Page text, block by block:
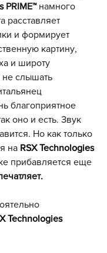
PRIME™ намного
расставляет
и формирует
картину,
и широту
не слышать
благоприятное
оно и есть. Звук
Но как только
на RSX Тесhnоlogiеs
прибавляется еще
Тесhnоlogiеs